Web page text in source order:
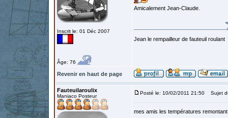
Inscrit le: 01 Déc 2007
Âge: 76
Amicalement Jean-Claude.
Jean le rempailleur de fauteuil roulant
Revenir en haut de page
Fauteuilaroulix
Maniaco Posteur
Posté le: 10/02/2011 21:50 Sujet
mes amis les températures